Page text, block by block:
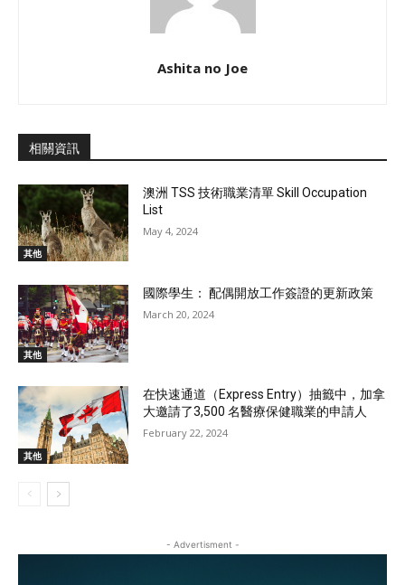
Ashita no Joe
相關資訊
其他
澳洲 TSS 技術職業清單 Skill Occupation
List
May 4, 2024
其他
國際學生： 配偶開放工作簽證的更新政策
March 20, 2024
其他
在快速通道（Express Entry）抽籤中，加拿
大邀請了3,500 名醫療保健職業的申請人
February 22, 2024
- Advertisment -